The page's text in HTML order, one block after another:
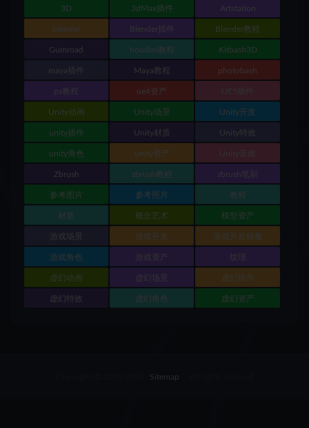
3D 3dMax插件 Artstation
blender Blender插件 Blender教程
Gumroad houdini教程 Kitbash3D
maya插件 Maya教程 photobash
ps教程 ue4资产 UE5插件
Unity动画 Unity场景 Unity开发
unity插件 Unity材质 Unity特效
unity角色 unity资产 Unity音效
Zbrush zbrush教程 zbrush笔刷
参考图片 参考照片 教程
材质 概念艺术 模型资产
游戏场景 游戏开发 游戏开发模板
游戏角色 游戏资产 纹理
虚幻动画 虚幻场景 虚幻插件
虚幻特效 虚幻角色 虚幻资产
Sitemap